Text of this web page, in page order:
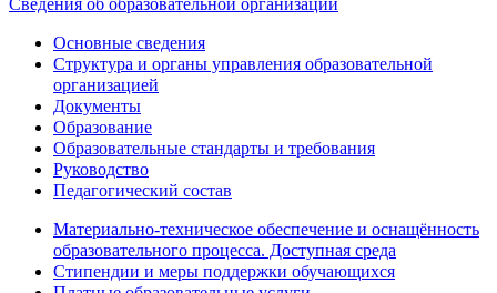
Сведения об образовательной организации
Основные сведения
Структура и органы управления образовательной
организацией
Документы
Образование
Образовательные стандарты и требования
Руководство
Педагогический состав
Материально-техническое обеспечение и оснащённость
образовательного процесса. Доступная среда
Стипендии и меры поддержки обучающихся